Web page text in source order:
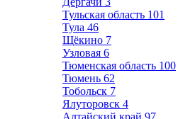
Тульская область 101
Тула 46
Щёкино 7
Узловая 6
Тюменская область 100
Тюмень 62
Тобольск 7
Ялуторовск 4
Алтайский край 97